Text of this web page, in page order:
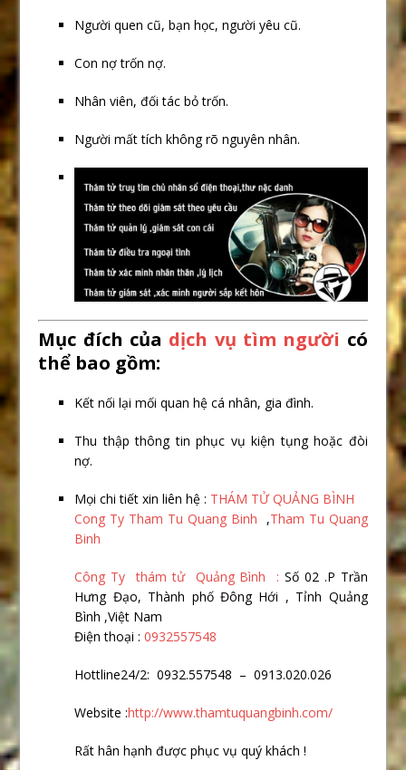
Người quen cũ, bạn học, người yêu cũ.
Con nợ trốn nợ.
Nhân viên, đối tác bỏ trốn.
Người mất tích không rõ nguyên nhân.
Mục đích của dịch vụ tìm người có
thể bao gồm:
Kết nối lại mối quan hệ cá nhân, gia đình.
Thu thập thông tin phục vụ kiện tụng hoặc đòi
nợ.
Mọi chi tiết xin liên hệ : THÁM TỬ QUẢNG BÌNH
Cong Ty Tham Tu Quang Binh
,Tham Tu Quang
Binh
Công Ty thám tử Quảng Bình :Số 02 .P Trần
Hưng Đạo, Thành phố Đông Hới , Tỉnh Quảng
Bình ,Việt Nam
Điện thoại :0932557548
Hottline24/2: 0932.557548 – 0913.020.026
Website :http://www.thamtuquangbinh.com/
Rất hân hạnh được phục vụ quý khách !